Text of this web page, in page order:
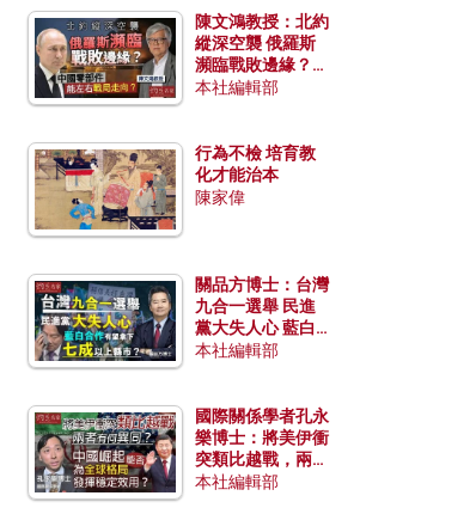
陳文鴻教授：北約
縱深空襲 俄羅斯
瀕臨戰敗邊緣？中
國零部件能左右戰
本社編輯部
行為不檢 培育教
化才能治本
陳家偉
關品方博士：台灣
九合一選舉 民進
黨大失人心 藍白
合作有望拿下七成
本社編輯部
國際關係學者孔永
樂博士：將美伊衝
突類比越戰，兩者
有何異同？中國崛
本社編輯部